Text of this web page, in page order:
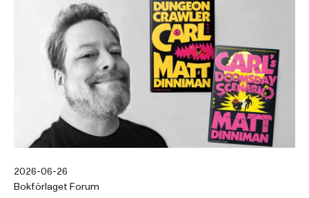
2026-06-26
Bokförlaget Forum